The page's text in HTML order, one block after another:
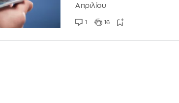
Απριλίου
1 16